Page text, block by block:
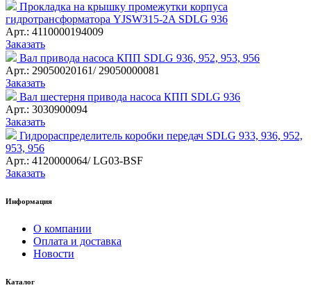
Прокладка на крышку промежутки корпуса
гидротрансформатора YJSW315-2A SDLG 936
Арт.: 4110000194009
Заказать
Вал привода насоса КПП SDLG 936, 952, 953, 956
Арт.: 29050020161/ 29050000081
Заказать
Вал шестерня привода насоса КПП SDLG 936
Арт.: 3030900094
Заказать
Гидрораспределитель коробки передач SDLG 933, 936, 952,
953, 956
Арт.: 4120000064/ LG03-BSF
Заказать
Информация
О компании
Оплата и доставка
Новости
Каталог